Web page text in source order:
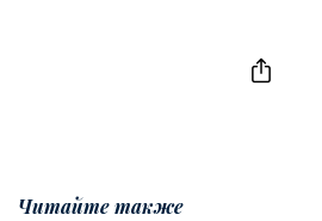
Читайте также